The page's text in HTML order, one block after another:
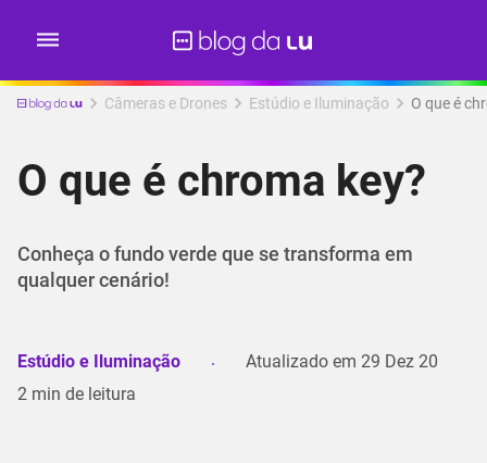
Câmeras e Drones Estúdio e Iluminação O que é
O que é chroma key?
Conheça o fundo verde que se transforma em
qualquer cenário!
Estúdio e Iluminação Atualizado em 29 Dez 20
2 min de leitura